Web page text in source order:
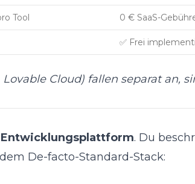
Tool 0 € SaaS-
✅ Frei
Cloud) fallen separat an,
. Du
De-facto-Standard-Stack: